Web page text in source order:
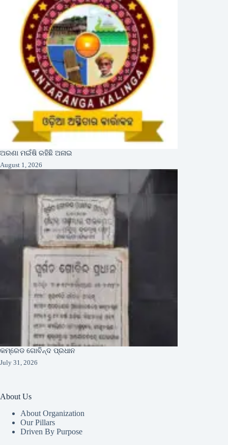
ଅରଣା ମଇଁଷି ରହିଛି ଅନାଇ
August 1, 2026
କମ୍ରେଡ ଗୋବିନ୍ଦ ପ୍ରଧାନ
July 31, 2026
About Us
About Organization
Our Pillars
Driven By Purpose​